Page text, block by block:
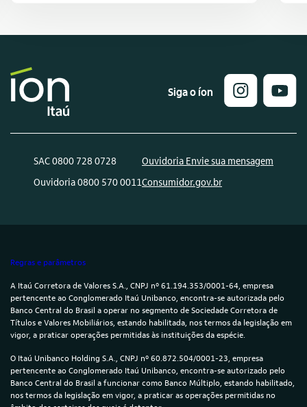
Siga o íon
SAC 0800 728 0728
Ouvidoria 0800 570 0011
Ouvidoria Envie sua mensagem
Consumidor.gov.br
Regras e parâmetros
A Itaú Corretora de Valores S.A., CNPJ nº 61.194.353/0001-64, empresa
pertencente ao Conglomerado Itaú Unibanco, encontra-se autorizada pelo
Banco Central do Brasil a operar no segmento de Sociedade Corretora de
Títulos e Valores Mobiliários, estando habilitada, nos termos da legislação em
vigor, a praticar operações permitidas às instituições da espécie.
O Itaú Unibanco Holding S.A., CNPJ nº 60.872.504/0001-23, empresa
pertencente ao Conglomerado Itaú Unibanco, encontra-se autorizado pelo
Banco Central do Brasil a funcionar como Banco Múltiplo, estando habilitado,
nos termos da legislação em vigor, a praticar as operações permitidas no